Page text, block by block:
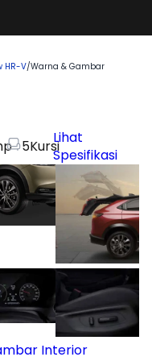
HR-V/Warna & Gambar
5KursiLihat
Spesifikasi
Interior